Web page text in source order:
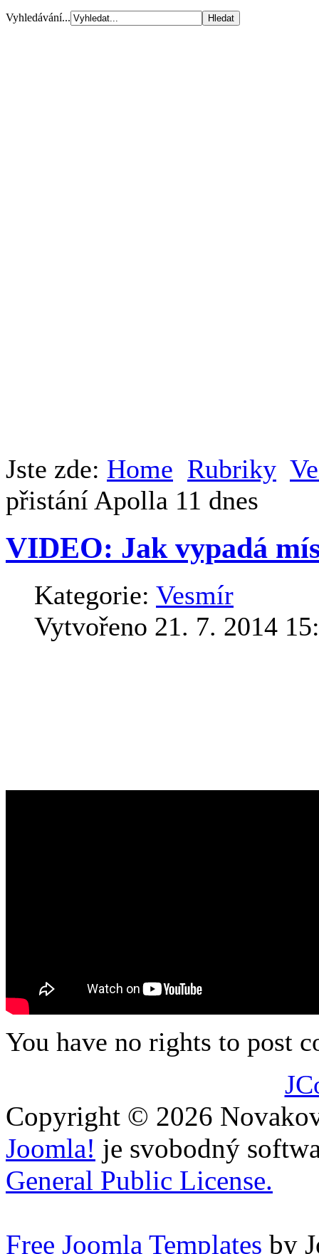
Vyhledávání...
Jste zde: Home Rubriky
přistání Apolla 11 dnes
VIDEO: Jak vypadá
Kategorie: Vesmír
Vytvořeno 21. 7. 2014
You have no rights to post
Copyright © 2026
Joomla! je svobodný
General Public License.
Free Joomla Templates by